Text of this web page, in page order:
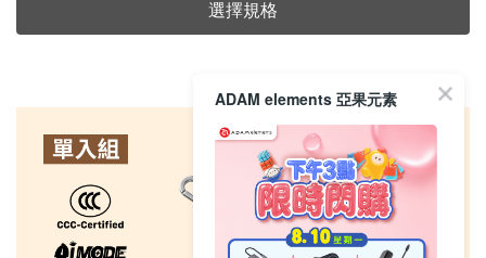
選擇規格
ADAM elements 亞果元素